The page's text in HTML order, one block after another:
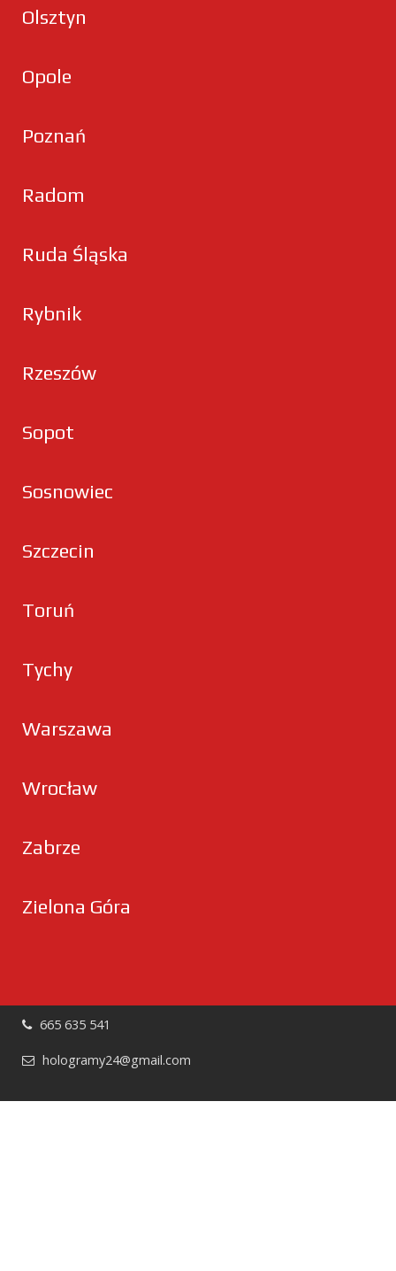
Olsztyn
Opole
Poznań
Radom
Ruda Śląska
Rybnik
Rzeszów
Sopot
Sosnowiec
Szczecin
Toruń
Tychy
Warszawa
Wrocław
Zabrze
Zielona Góra
665 635 541
hologramy24@gmail.com